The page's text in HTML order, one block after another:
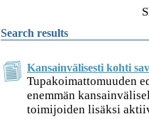
Search results
Kansainvälisesti kohti
Tupakoimattomuuden
enemmän
toimijoiden lisäksi